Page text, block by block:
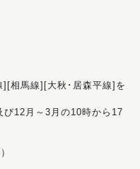
相馬線][大秋･居森平線]を
12月～3月の10時から17